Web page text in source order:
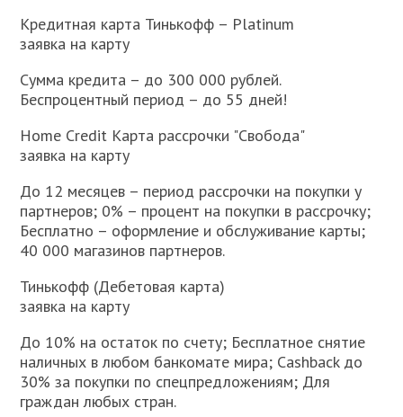
Кредитная карта Тинькофф – Platinum
заявка на карту
Сумма кредита – до 300 000 рублей.
Беспроцентный период – до 55 дней!
Home Credit Карта рассрочки "Свобода"
заявка на карту
До 12 месяцев – период рассрочки на покупки у
партнеров; 0% – процент на покупки в рассрочку;
Бесплатно – оформление и обслуживание карты;
40 000 магазинов партнеров.
Тинькофф (Дебетовая карта)
заявка на карту
До 10% на остаток по счету; Бесплатное снятие
наличных в любом банкомате мира; Cashback до
30% за покупки по спецпредложениям; Для
граждан любых стран.